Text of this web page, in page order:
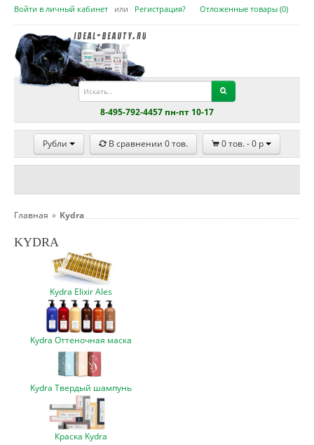
Войти в личный кабинет или Регистрация? Отложенные товары (0)
8-495-792-4457 пн-пт 10-17
Рубли В сравнении 0тов. 0тов. -0 p
Главная » Kydra
KYDRA
Kydra Elixir Ales
Kydra Оттеночная маска
Kydra Твердый шампунь
Краска Kydra